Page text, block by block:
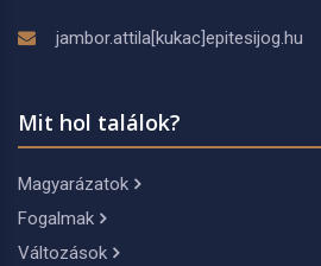
jambor.attila[kukac]epitesijog.hu
Mit hol találok?
Magyarázatok
Fogalmak
Változások